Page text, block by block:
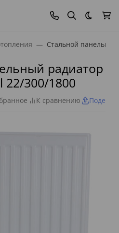
Темная
Стальной
радиатор
22/300/1800
К сравнению